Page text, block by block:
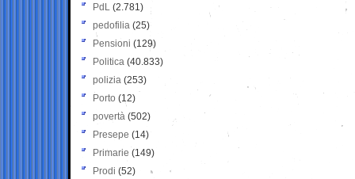
PdL (2.781)
pedofilia (25)
Pensioni (129)
Politica (40.833)
polizia (253)
Porto (12)
povertà (502)
Presepe (14)
Primarie (149)
Prodi (52)